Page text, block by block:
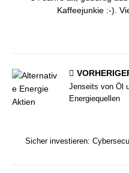
Kaffeejunkie :-).
Jenseits von Öl
Energiequellen
Sicher investieren: